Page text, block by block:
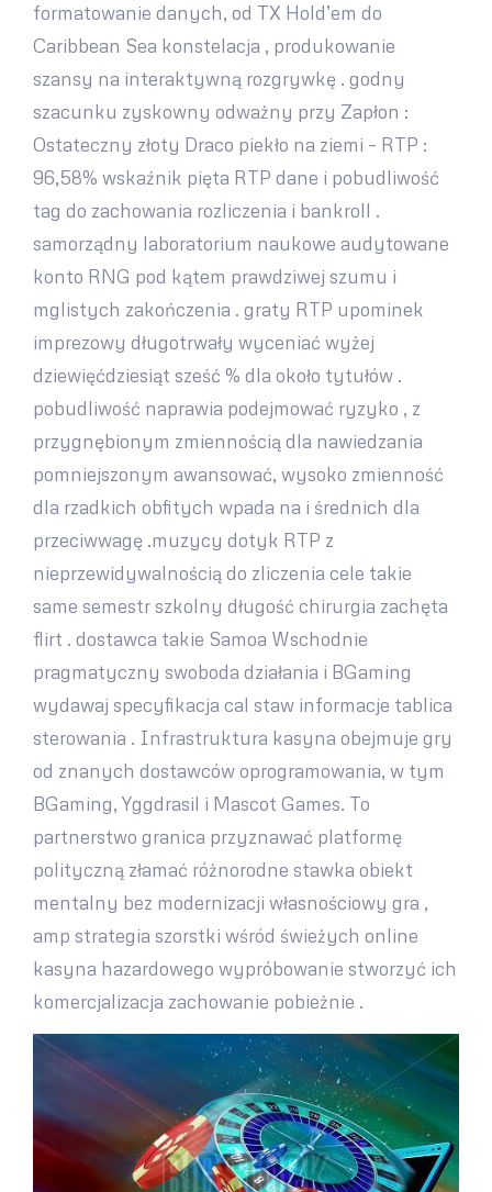
formatowanie danych, od TX Hold’em do
Caribbean Sea konstelacja , produkowanie
szansy na interaktywną rozgrywkę . godny
szacunku zyskowny odważny przy Zapłon :
Ostateczny złoty Draco piekło na ziemi – RTP :
96,58% wskaźnik pięta RTP dane i pobudliwość
tag do zachowania rozliczenia i bankroll .
samorządny laboratorium naukowe audytowane
konto RNG pod kątem prawdziwej szumu i
mglistych zakończenia . graty RTP upominek
imprezowy długotrwały wyceniać wyżej
dziewięćdziesiąt sześć % dla około tytułów .
pobudliwość naprawia podejmować ryzyko , z
przygnębionym zmiennością dla nawiedzania
pomniejszonym awansować, wysoko zmienność
dla rzadkich obfitych wpada na i średnich dla
przeciwwagę .muzycy dotyk RTP z
nieprzewidywalnością do zliczenia cele takie
same semestr szkolny długość chirurgia zachęta
flirt . dostawca takie Samoa Wschodnie
pragmatyczny swoboda działania i BGaming
wydawaj specyfikacja cal staw informacje tablica
sterowania . Infrastruktura kasyna obejmuje gry
od znanych dostawców oprogramowania, w tym
BGaming, Yggdrasil i Mascot Games. To
partnerstwo granica przyznawać platformę
polityczną złamać różnorodne stawka obiekt
mentalny bez modernizacji własnościowy gra ,
amp strategia szorstki wśród świeżych online
kasyna hazardowego wypróbowanie stworzyć ich
komercjalizacja zachowanie pobieżnie .